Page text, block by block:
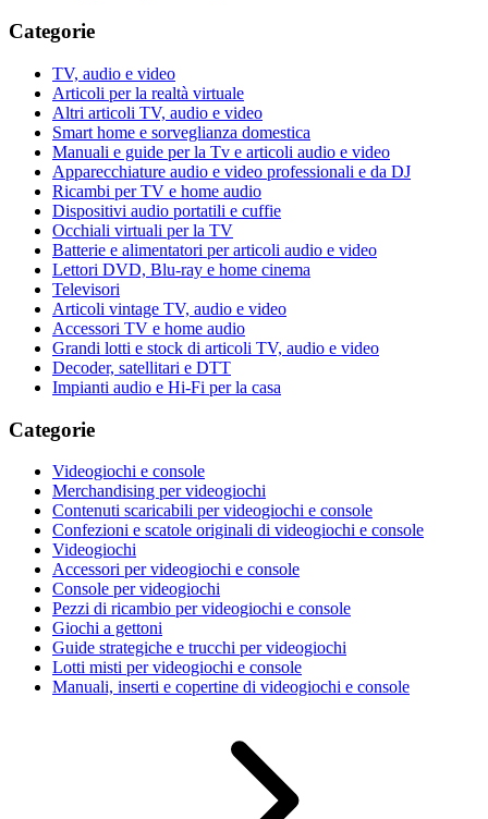
Categorie
TV, audio e video
Articoli per la realtà virtuale
Altri articoli TV, audio e video
Smart home e sorveglianza domestica
Manuali e guide per la Tv e articoli audio e video
Apparecchiature audio e video professionali e da DJ
Ricambi per TV e home audio
Dispositivi audio portatili e cuffie
Occhiali virtuali per la TV
Batterie e alimentatori per articoli audio e video
Lettori DVD, Blu-ray e home cinema
Televisori
Articoli vintage TV, audio e video
Accessori TV e home audio
Grandi lotti e stock di articoli TV, audio e video
Decoder, satellitari e DTT
Impianti audio e Hi-Fi per la casa
Categorie
Videogiochi e console
Merchandising per videogiochi
Contenuti scaricabili per videogiochi e console
Confezioni e scatole originali di videogiochi e console
Videogiochi
Accessori per videogiochi e console
Console per videogiochi
Pezzi di ricambio per videogiochi e console
Giochi a gettoni
Guide strategiche e trucchi per videogiochi
Lotti misti per videogiochi e console
Manuali, inserti e copertine di videogiochi e console